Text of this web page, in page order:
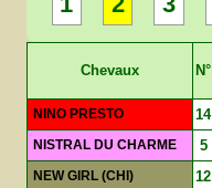
Chevaux N°
NINO PRESTO 14
NISTRAL DU CHARME 5
NEW GIRL (CHI) 12